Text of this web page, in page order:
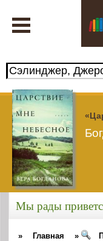
Мы рады
» Главная »